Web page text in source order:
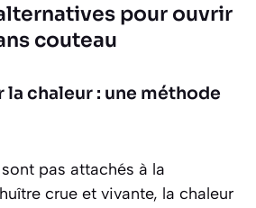
pour ouvrir
couteau
la chaleur : une méthode
pas attachés à la
crue et vivante, la chaleur